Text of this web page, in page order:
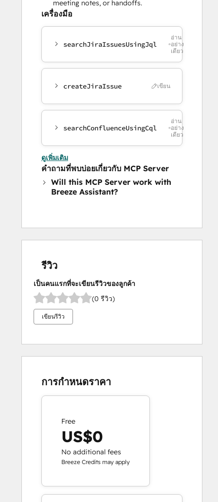
meeting notes, or handoffs.
เครื่องมือ
searchJiraIssuesUsingJql
อ่าน
อย่าง
เดียว
createJiraIssue เขียน
searchConfluenceUsingCql
อ่าน
อย่าง
เดียว
ดูเพิ่มเติม
คำถามที่พบบ่อยเกี่ยวกับ MCP Server
Will this MCP Server work with
Breeze Assistant?
รีวิว
เป็นคนแรกที่จะเขียนรีวิวของลูกค้า
(0 รีวิว)
เขียนรีวิว
การกำหนดราคา
Free
US$0
No additional fees
Breeze Credits may apply